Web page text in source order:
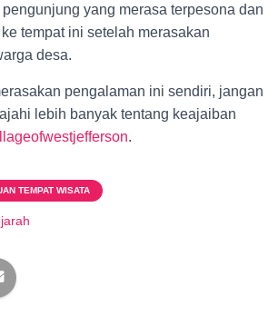
yang merasa terpesona dan
tempat ini setelah merasakan
desa.
pengalaman ini sendiri, jangan
lebih banyak tentang keajaiban
.
TEMPAT WISATA